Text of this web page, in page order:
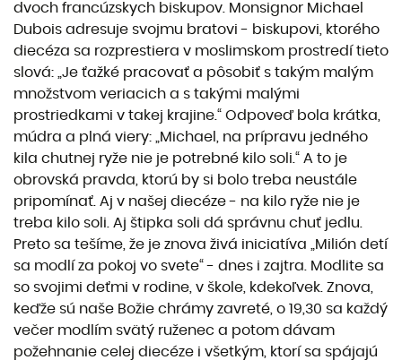
dvoch francúzskych biskupov. Monsignor Michael
Dubois adresuje svojmu bratovi - biskupovi, ktorého
diecéza sa rozprestiera v moslimskom prostredí tieto
slová: „Je ťažké pracovať a pôsobiť s takým malým
množstvom veriacich a s takými malými
prostriedkami v takej krajine.“ Odpoveď bola krátka,
múdra a plná viery: „Michael, na prípravu jedného
kila chutnej ryže nie je potrebné kilo soli.“ A to je
obrovská pravda, ktorú by si bolo treba neustále
pripomínať. Aj v našej diecéze - na kilo ryže nie je
treba kilo soli. Aj štipka soli dá správnu chuť jedlu.
Preto sa tešíme, že je znova živá iniciatíva „Milión detí
sa modlí za pokoj vo svete“ - dnes i zajtra. Modlite sa
so svojimi deťmi v rodine, v škole, kdekoľvek. Znova,
keďže sú naše Božie chrámy zavreté, o 19,30 sa každý
večer modlím svätý ruženec a potom dávam
požehnanie celej diecéze i všetkým, ktorí sa spájajú